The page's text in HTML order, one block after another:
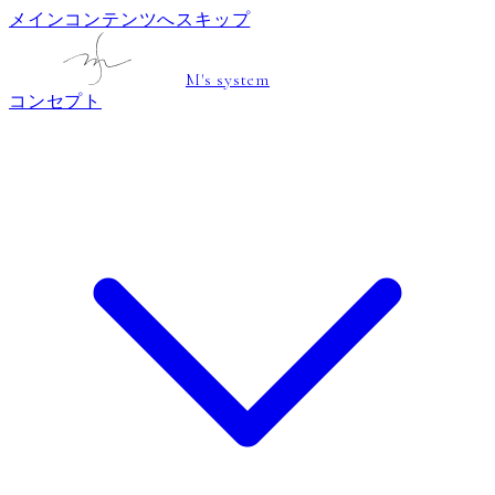
メインコンテンツへスキップ
M's system
コンセプト